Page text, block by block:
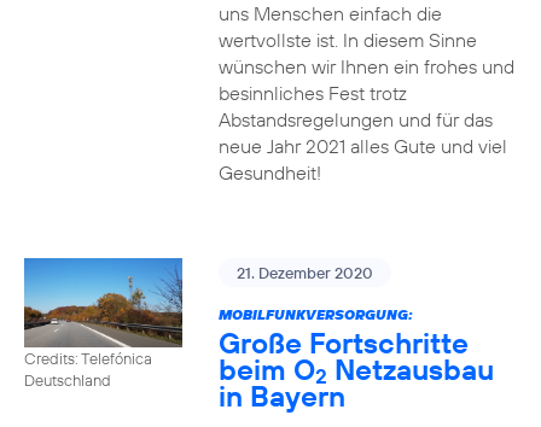
uns Menschen einfach die
wertvollste ist. In diesem Sinne
wünschen wir Ihnen ein frohes und
besinnliches Fest trotz
Abstandsregelungen und für das
neue Jahr 2021 alles Gute und viel
Gesundheit!
Credits: Telefónica
Deutschland
21. Dezember 2020
MOBILFUNKVERSORGUNG:
Große Fortschritte
beim O2 Netzausbau
in Bayern